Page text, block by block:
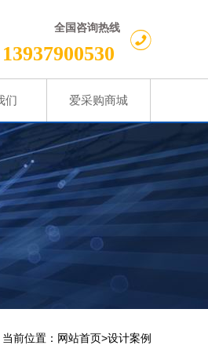
全国咨询热线
13937900530
们 爱采购商城
当前位置： 网站首页>设计案例